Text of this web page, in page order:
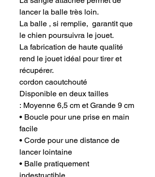
lancer la balle très loin.
La balle , si remplie, garantit que
le chien poursuivra le jouet.
La fabrication de haute qualité
rend le jouet idéal pour tirer et
récupérer.
cordon caoutchouté
Disponible en deux tailles
: Moyenne 6,5 cm et Grande 9 cm
• Boucle pour une prise en main
facile
• Corde pour une distance de
lancer lointaine
• Balle pratiquement
indestructible